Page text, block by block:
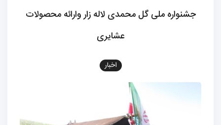
جشنواره ملی گل محمدی لاله زار وارائه محصولات
عشایری
اخبار